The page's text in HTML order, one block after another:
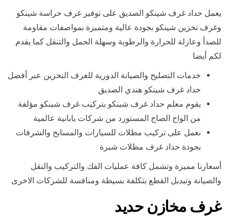
يعمل حداد غرف شينكو الصديق على توفير غرف حراسة شينكو
وغرف تخزين شينكو بجودة عالية ومتميزة بمواصفات مقاومة
للصدأ وعازلة للحرارة والرطوبة وسهلة الحمل والتنقل كما يقدم
لكم أيضا
خدمات التصليح والصيانة الدورية للغرف التخزين عبر أفضل
حداد غرف شينكو هندي الصديق
يقوم معلم حداد غرف شينكو بتركيب غرف شينكو مؤلفة
من الواح الصاج المستورد من شركات يابانية عالمية
نعمل على تركيب مظلات للسيارات والمسابح والشرفات
بجودة حداد غرف مظلات شبرة
أسعارنا مميزة وتشمل كافة عمليات الفك والتركيب والنقل
والصيانة وتبديل القطع بتكلفة بسيطة ومنافسة للشركات الاخرى
غرف مخازن حديد